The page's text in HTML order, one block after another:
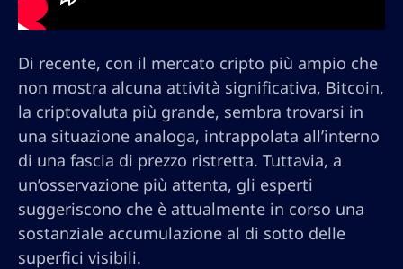
Di recente, con il mercato cripto più ampio che
non mostra alcuna attività significativa, Bitcoin,
la criptovaluta più grande, sembra trovarsi in
una situazione analoga, intrappolata all’interno
di una fascia di prezzo ristretta. Tuttavia, a
un’osservazione più attenta, gli esperti
suggeriscono che è attualmente in corso una
sostanziale accumulazione al di sotto delle
superfici visibili.